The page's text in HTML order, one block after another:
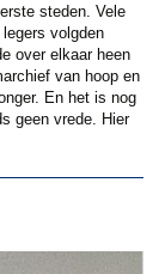
steden. Vele
volgden
over elkaar heen
van hoop en
En het is nog
geen vrede. Hier